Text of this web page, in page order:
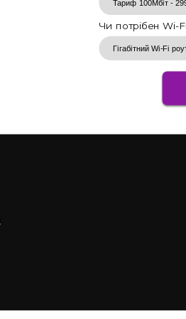
Чи потрібен Wi-